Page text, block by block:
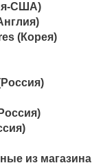
США)
(Корея)
из магазина